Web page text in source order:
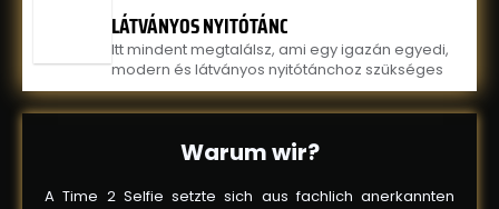
LÁTVÁNYOS NYITÓTÁNC
Itt mindent megtalálsz, ami egy igazán egyedi,
modern és látványos nyitótánchoz szükséges
Warum wir?
A Time 2 Selfie setzte sich aus fachlich anerkannten